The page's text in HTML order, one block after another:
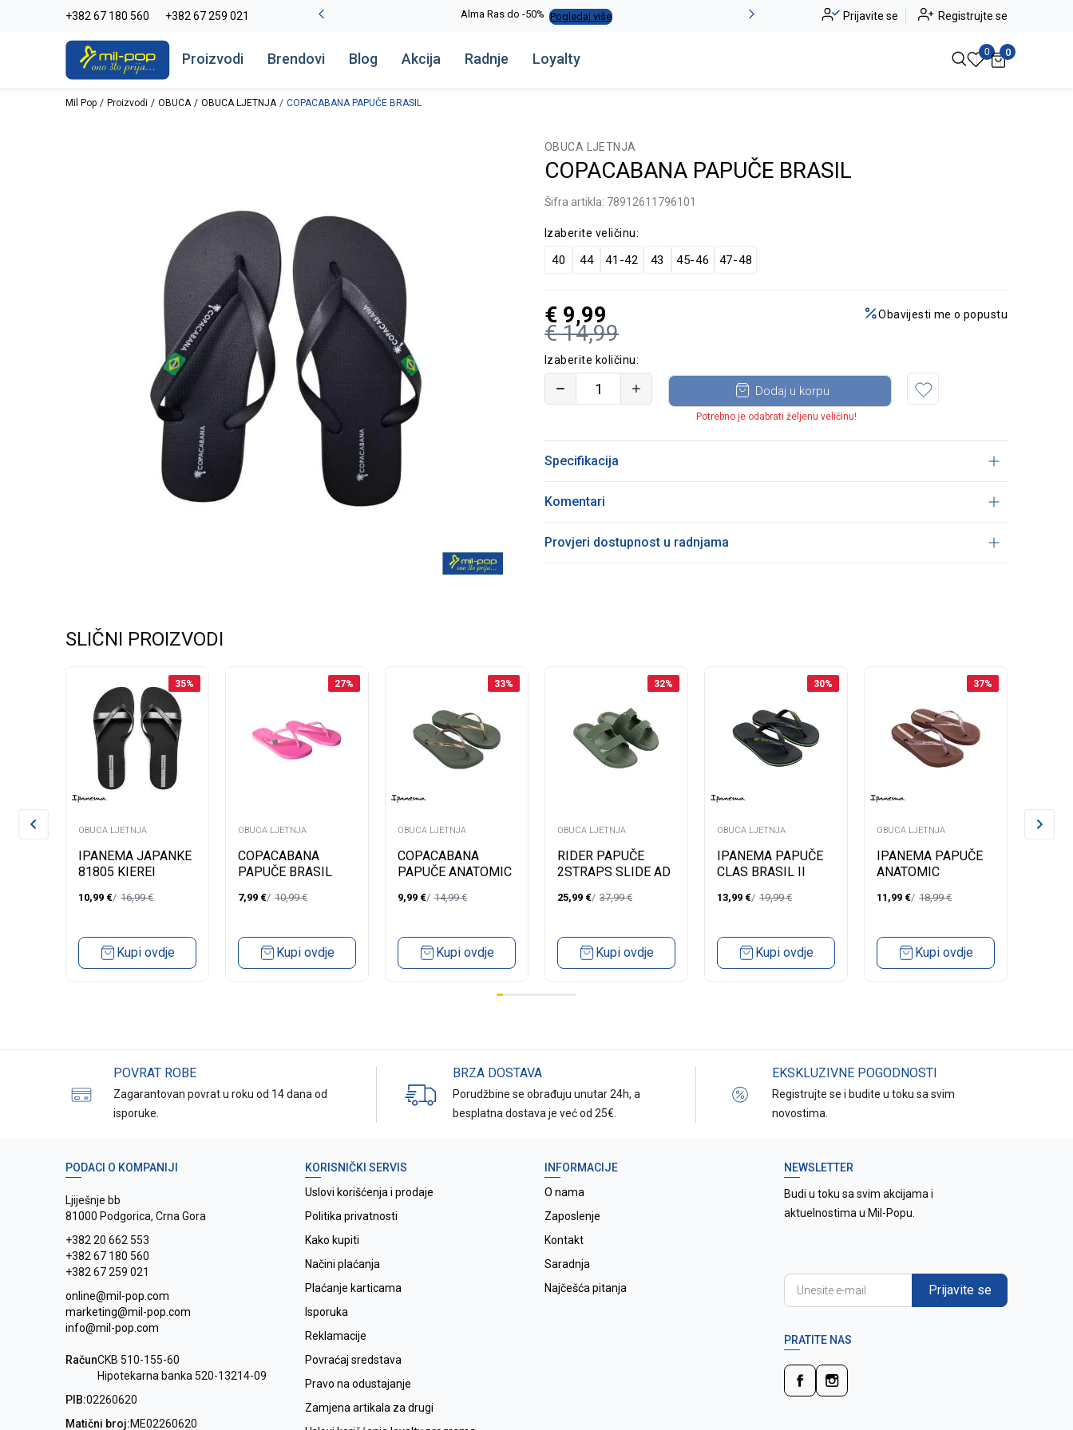
+382 67 180 560 +382 67 259 021
La Plage peškiri do -30% Pogledaj više Alma Ras do -50% Pogledaj više Novo u ponudi - Jadea Pogledaj više
Prijavite se Registrujte se
Proizvodi Brendovi Blog Akcija Radnje Loyalty 0 0
Mil Pop Proizvodi OBUCA OBUCA LJETNJA COPACABANA PAPUČE BRASIL
OBUCA LJETNJA
COPACABANA PAPUČE BRASIL
Šifra artikla: 78912611796101
Izaberite veličinu:
40 44 41-42 43 45-46 47-48
€ 14,99
€ 9,99 Obavijesti me o popustu
Izaberite količinu:
Dodaj u korpu
Potrebno je odabrati željenu veličinu!
Specifikacija
Komentari
Provjeri dostupnost u radnjama
SLIČNI PROIZVODI
35%
OBUCA LJETNJA
IPANEMA JAPANKE
81805 KIEREI
10,99 € 16,99€
Kupi ovdje
27%
OBUCA LJETNJA
COPACABANA
PAPUČE BRASIL
7,99 € 10,99€
Kupi ovdje
33%
OBUCA LJETNJA
COPACABANA
PAPUČE ANATOMIC
9,99 € 14,99€
Kupi ovdje
32%
OBUCA LJETNJA
RIDER PAPUČE
2STRAPS SLIDE AD
25,99 € 37,99€
Kupi ovdje
30%
OBUCA LJETNJA
IPANEMA PAPUČE
CLAS BRASIL II
13,99 € 19,99€
Kupi ovdje
37%
OBUCA LJETNJA
IPANEMA PAPUČE
ANATOMIC
11,99 € 18,99€
Kupi ovdje
OBUCA
POVRAT ROBE
Zagarantovan povrat u roku od 14 dana od
isporuke.
BRZA DOSTAVA
Porudžbine se obrađuju unutar 24h, a
besplatna dostava je već od 25€.
EKSKLUZIVNE POGODNOSTI
Registrujte se i budite u toku sa svim
novostima.
PODACI O KOMPANIJI
Ljiješnje bb
81000 Podgorica, Crna Gora
+382 20 662 553
+382 67 180 560
+382 67 259 021
online@mil-pop.com
marketing@mil-pop.com
info@mil-pop.com
RačunCKB 510-155-60
Hipotekarna banka 520-13214-09
PIB:02260620
Matični broj:ME02260620
KORISNIČKI SERVIS
Uslovi korišćenja i prodaje
Politika privatnosti
Kako kupiti
Načini plaćanja
Plaćanje karticama
Isporuka
Reklamacije
Povraćaj sredstava
Pravo na odustajanje
Zamjena artikala za drugi
INFORMACIJE
O nama
Zaposlenje
Kontakt
Saradnja
Najčešća pitanja
NEWSLETTER
Budi u toku sa svim akcijama i
aktuelnostima u Mil-Popu.
Prijavite se
PRATITE NAS